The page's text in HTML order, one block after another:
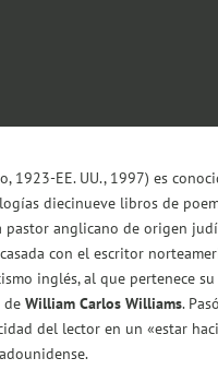
1923-EE. UU., 1997) es
diecinueve libros de
anglicano de origen
con el escritor
inglés, al que pertenece
de William Carlos Williams.
del lector en un «estar